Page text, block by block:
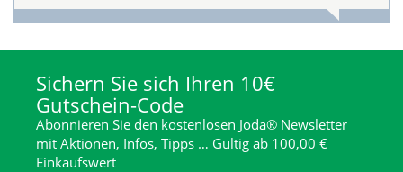
Sichern Sie sich Ihren 10€
Gutschein-Code
Abonnieren Sie den kostenlosen Joda® Newsletter
mit Aktionen, Infos, Tipps … Gültig ab 100,00 €
Einkaufswert